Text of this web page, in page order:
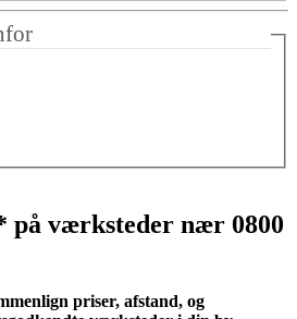
på værksteder nær 0800
priser, afstand, og